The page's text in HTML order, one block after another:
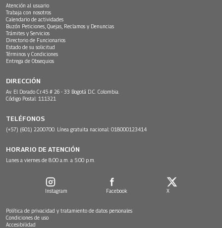
Atención al usuario
Trabaja con nosotros
Calendario de actividades
Buzón Peticiones, Quejas, Reclamos y Denuncias
Trámites y Servicios
Directorio de Funcionarios
Estado de su solicitud
Términos y Condiciones
Entrega de Obsequios
DIRECCIÓN
Av. El Dorado Cr.45 # 26 - 33 Bogotá D.C. Colombia.
Código Postal: 111321
TELÉFONOS
(+57) (601) 2200700. Línea gratuita nacional: 018000123414
HORARIO DE ATENCIÓN
Lunes a viernes de 8:00 a.m. a 5:00 p.m.
Instagram Facebook X
Política de privacidad y tratamiento de datos personales
Condiciones de uso
Accesibilidad